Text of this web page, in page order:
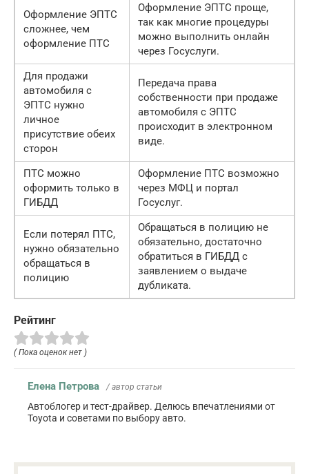
Оформление ЭПТС
сложнее, чем
оформление ПТС
Оформление ЭПТС проще,
так как многие процедуры
можно выполнить онлайн
через Госуслуги.
Для продажи
автомобиля с
ЭПТС нужно
личное
присутствие обеих
сторон
Передача права
собственности при продаже
автомобиля с ЭПТС
происходит в электронном
виде.
ПТС можно
оформить только в
ГИБДД
Оформление ПТС возможно
через МФЦ и портал
Госуслуг.
Если потерял ПТС,
нужно обязательно
обращаться в
полицию
Обращаться в полицию не
обязательно, достаточно
обратиться в ГИБДД с
заявлением о выдаче
дубликата.
Рейтинг
( Пока оценок нет )
Елена Петрова / автор статьи
Автоблогер и тест-драйвер. Делюсь впечатлениями от
Toyota и советами по выбору авто.